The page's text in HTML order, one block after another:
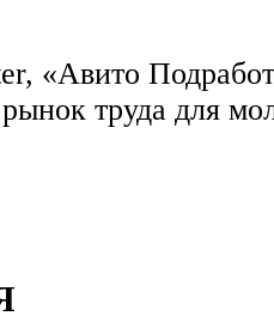
«Авито
труда для